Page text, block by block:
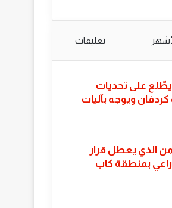
تعليقات
يطّلع على تحديات
ويوجه بآليات
أحمد جبارة يكتب ٠٠٠من الذي يعطل قرار
بمنطقة كاب